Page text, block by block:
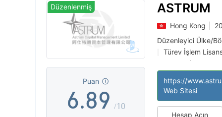
Düzenlenmiş
Puan
3
4
5
6.
5
6
7
8
7
8
9 /10
ASTRUM
Hong Kong
Düzenleyici Ülke/
Türev İşlem
Web Sitesi
Hesap Açın